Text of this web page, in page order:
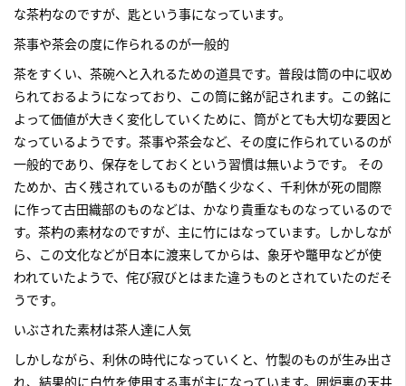
な茶杓なのですが、匙という事になっています。
茶事や茶会の度に作られるのが一般的
茶をすくい、茶碗へと入れるための道具です。普段は筒の中に収め
られておるようになっており、この筒に銘が記されます。この銘に
よって価値が大きく変化していくために、筒がとても大切な要因と
なっているようです。茶事や茶会など、その度に作られているのが
一般的であり、保存をしておくという習慣は無いようです。 その
ためか、古く残されているものが酷く少なく、千利休が死の間際
に作って古田織部のものなどは、かなり貴重なものなっているので
す。茶杓の素材なのですが、主に竹にはなっています。しかしなが
ら、この文化などが日本に渡来してからは、象牙や鼈甲などが使
われていたようで、侘び寂びとはまた違うものとされていたのだそ
うです。
いぶされた素材は茶人達に人気
しかしながら、利休の時代になっていくと、竹製のものが生み出さ
れ、結果的に白竹を使用する事が主になっています。囲炉裏の天井